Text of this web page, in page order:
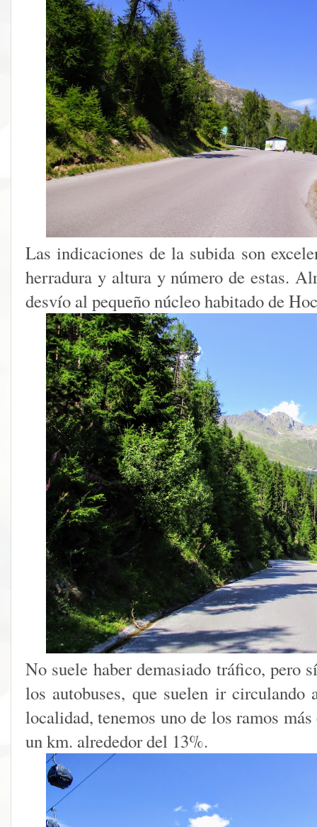
Las indicaciones de la subida son
herradura y altura y número de estas.
desvío al pequeño núcleo habitado de
No suele haber demasiado tráfico, pero
los autobuses, que suelen ir circulando
localidad, tenemos uno de los ramos
un km. alrededor del 13%.